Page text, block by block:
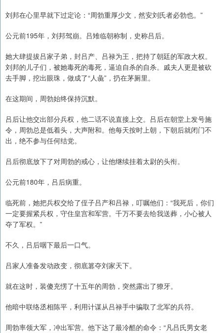
刘邦在心里早就下过定论：“周勃重厚少文，然安刘氏者必勃也。”
公元前195年，刘邦驾崩。吕雉临朝称制，史称吕后。
她大肆提拔吕家子弟，封吕产、吕禄为王，把持了朝廷的军政大权。
刘邦的儿子们，被她毒死的毒死，逼迫自杀的自杀。戚夫人更是被砍
去手脚，挖出眼珠，做成了“人彘”，扔在茅厕里。
在这期间，周勃始终保持沉默。
吕后让他交出部分兵权，他二话不说直接上交。吕后在朝堂上发号施
令，周勃总是低着头，大声附和。他每天按时上朝，下朝后就闭门不
出，绝不参与任何结党。
吕后彻底放下了对周勃的戒心，让他继续挂着太尉的头衔。
公元前180年，吕后病重。
临死前，她把兵权交给了侄子吕产和吕禄，叮嘱他们：“我死后，你们
一定要握紧兵权，守住皇宫和军营。千万不要去给我送葬，小心被人
夺了军权。”
不久，吕后咽下最后一口气。
吕家人准备发动政变，彻底篡夺刘家天下。
就在这时，装傻充愣了十五年的周勃，突然露出了獠牙。
他暗中联络丞相陈平，利用计谋从吕禄手中骗取了北军的兵符。
周勃率领大军，冲出军营。他下达了最冷酷的命令：“凡吕氏男女老